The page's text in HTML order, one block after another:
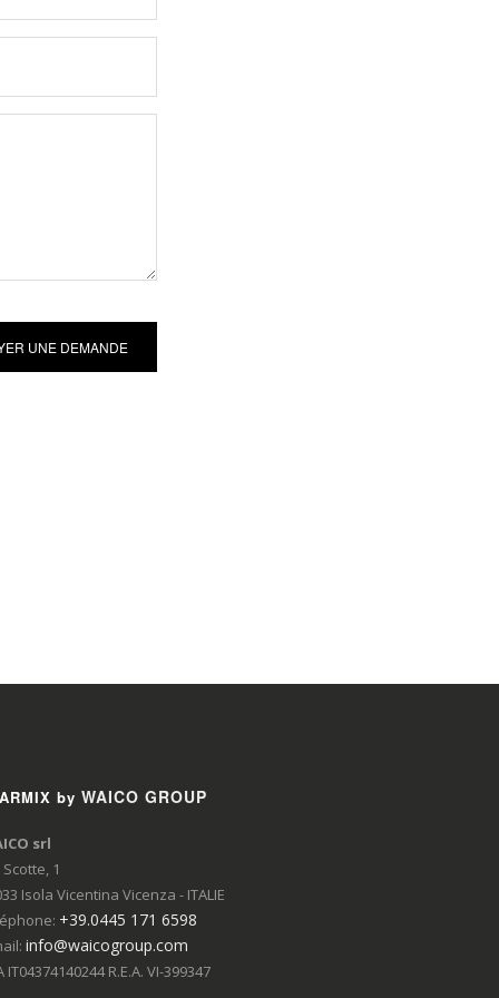
by WAICO GROUP
srl
1
Isola Vicentina Vicenza - ITALIE
+39.0445 171 6598
info@waicogroup.com
IT04374140244 R.E.A. VI-399347